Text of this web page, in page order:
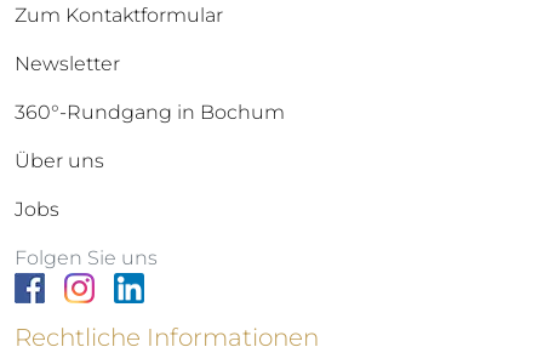
Zum Kontaktformular
Newsletter
360°-Rundgang in Bochum
Über uns
Jobs
Folgen Sie uns
Rechtliche Informationen